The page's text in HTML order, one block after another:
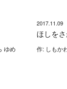
ゆめ
2017.11.09
ほしを
作: しもか